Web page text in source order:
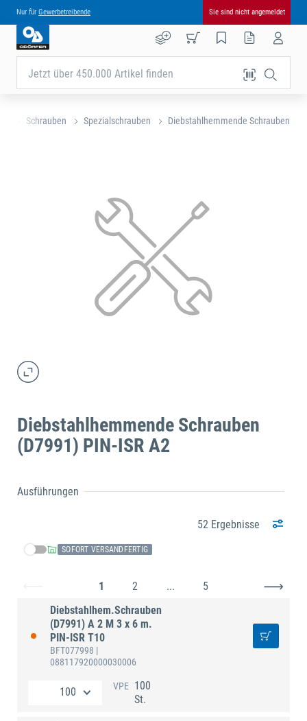
Nur für Gewerbetreibende Sie sind nicht angemeldet
Jetzt über 450.000 Artikel finden
Schrauben Spezialschrauben Diebstahlhemmende Schrauben
Diebstahlhemmende Schrauben
(D7991) PIN-ISR A2
Ausführungen
52 Ergebnisse
SOFORT VERSANDFERTIG
1 2 ...
5
Diebstahlhem.Schrauben
(D7991) A 2 M 3 x 6 m.
PIN-ISR T10
BFT077998 |
088117920000030006
VPE 100
St.